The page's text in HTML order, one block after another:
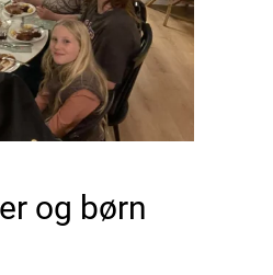
og børn